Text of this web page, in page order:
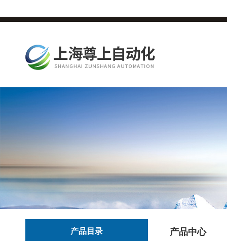
产品目录 产品中心